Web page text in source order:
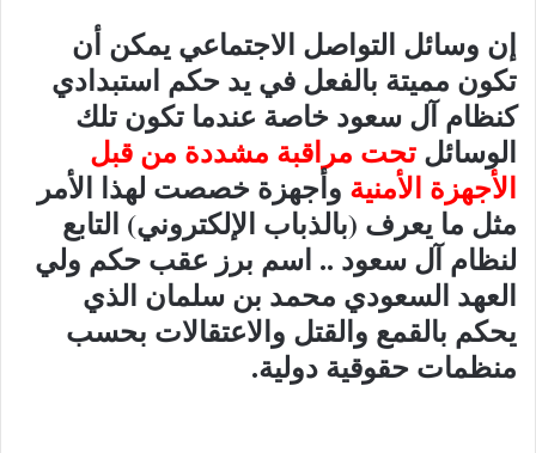
إن وسائل التواصل الاجتماعي يمكن أن
تكون مميتة بالفعل في يد حكم استبدادي
كنظام آل سعود خاصة عندما تكون تلك
الوسائل تحت مراقبة مشددة من قبل
الأجهزة الأمنية وأجهزة خصصت لهذا الأمر
مثل ما يعرف (بالذباب الإلكتروني) التابع
لنظام آل سعود .. اسم برز عقب حكم ولي
العهد السعودي محمد بن سلمان الذي
يحكم بالقمع والقتل والاعتقالات بحسب
منظمات حقوقية دولية.